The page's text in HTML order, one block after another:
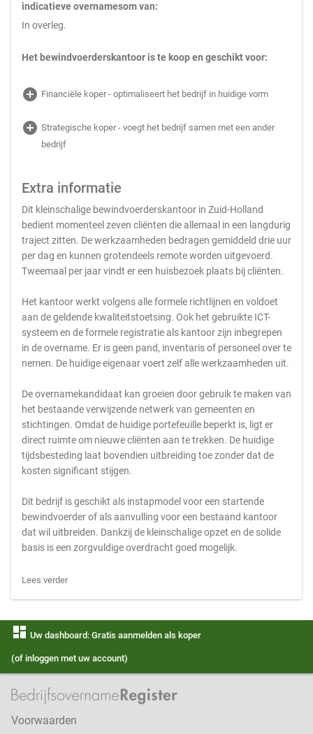
indicatieve overnamesom van:
In overleg.
Het bewindvoerderskantoor is te koop en geschikt voor:
add_circle Financiële koper - optimaliseert het bedrijf in huidige vorm
add_circle Strategische koper - voegt het bedrijf samen met een ander
bedrijf
Extra informatie
Dit kleinschalige bewindvoerderskantoor in Zuid-Holland
bedient momenteel zeven cliënten die allemaal in een langdurig
traject zitten. De werkzaamheden bedragen gemiddeld drie uur
per dag en kunnen grotendeels remote worden uitgevoerd.
Tweemaal per jaar vindt er een huisbezoek plaats bij cliënten.
Het kantoor werkt volgens alle formele richtlijnen en voldoet
aan de geldende kwaliteitstoetsing. Ook het gebruikte ICT-
systeem en de formele registratie als kantoor zijn inbegrepen
in de overname. Er is geen pand, inventaris of personeel over te
nemen. De huidige eigenaar voert zelf alle werkzaamheden uit.
De overnamekandidaat kan groeien door gebruik te maken van
het bestaande verwijzende netwerk van gemeenten en
stichtingen. Omdat de huidige portefeuille beperkt is, ligt er
direct ruimte om nieuwe cliënten aan te trekken. De huidige
tijdsbesteding laat bovendien uitbreiding toe zonder dat de
kosten significant stijgen.
Dit bedrijf is geschikt als instapmodel voor een startende
bewindvoerder of als aanvulling voor een bestaand kantoor
dat wil uitbreiden. Dankzij de kleinschalige opzet en de solide
basis is een zorgvuldige overdracht goed mogelijk.
Lees verder
dashboard Uw dashboard: Gratis aanmelden als koper
(of inloggen met uw account)
Voorwaarden